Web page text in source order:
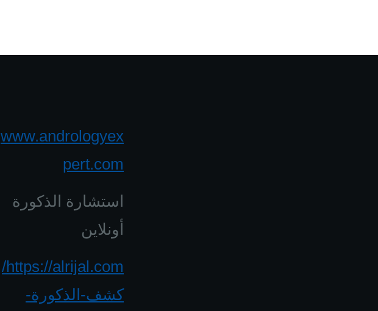
www.andrologyex
pert.com
استشارة الذكورة
أونلاين
https://alrijal.com/
كشف-الذكورة-